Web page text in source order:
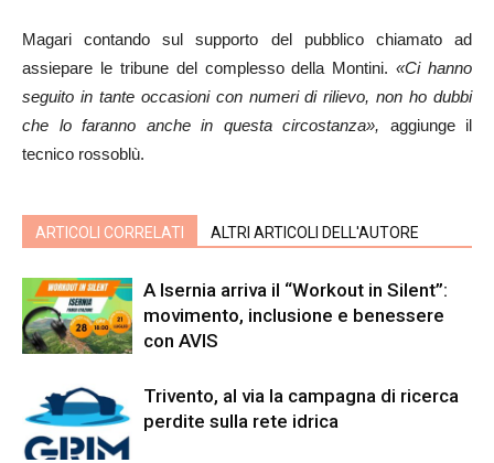
Magari contando sul supporto del pubblico chiamato ad
assiepare le tribune del complesso della Montini. «Ci hanno
seguito in tante occasioni con numeri di rilievo, non ho dubbi
che lo faranno anche in questa circostanza», aggiunge il
tecnico rossoblù.
ARTICOLI CORRELATI ALTRI ARTICOLI DELL'AUTORE
A Isernia arriva il “Workout in Silent”:
movimento, inclusione e benessere
con AVIS
Trivento, al via la campagna di ricerca
perdite sulla rete idrica